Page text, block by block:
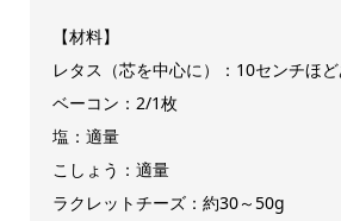
【材料】
レタス（芯を中心に）：10センチほ
ベーコン：2/1枚
塩：適量
こしょう：適量
ラクレットチーズ：約30～50g